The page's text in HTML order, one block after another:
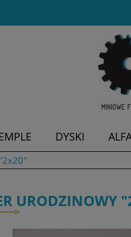
DYSKI
URODZINOWY